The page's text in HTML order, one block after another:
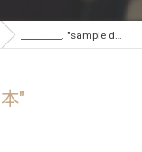
_________. "sample design 10本"
"